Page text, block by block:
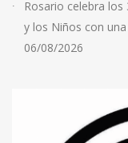
Rosario celebra
y los Niños con
06/08/2026